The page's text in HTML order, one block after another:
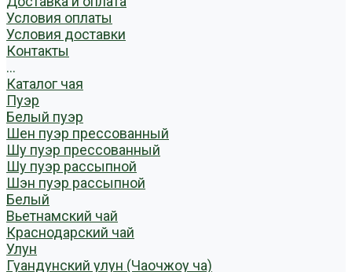
Условия оплаты
Условия доставки
Контакты
...
Каталог чая
Пуэр
Белый пуэр
Шен пуэр прессованный
Шу пуэр прессованный
Шу пуэр рассыпной
Шэн пуэр рассыпной
Белый
Вьетнамский чай
Краснодарский чай
Улун
Гуандунский улун (Чаочжоу ча)